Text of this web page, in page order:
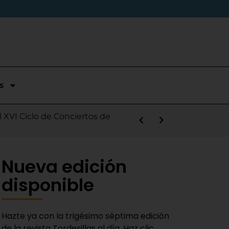
temporada en Segunda
Nieves
Ciclo de Conciertos de
sábado
la salida de Víctor Alonso
Fiestas del Novillo
Bravas y logra un puesto
adaptado a la actualidad»
Nueva edición
disponible
Hazte ya con la trigésimo séptima edición